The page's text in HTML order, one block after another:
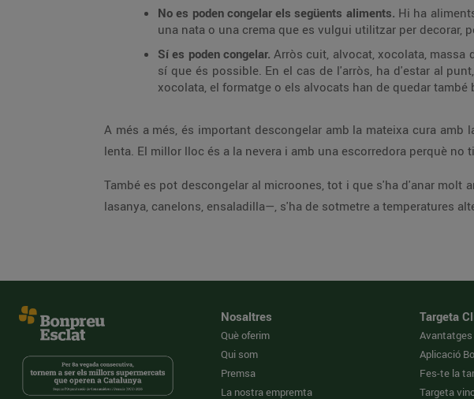
No es poden congelar els següents aliments. Hi ha
una nata o una crema que es vulgui utilitzar per decorar,
Sí es poden congelar. Arròs cuit, alvocat, xocolata,
sí que és possible. En el cas de l'arròs, ha d'estar al
xocolata, el formatge o els alvocats han de quedar també
A més a més, és important descongelar amb la mateixa cura
lenta. El millor lloc és a la nevera i amb una escorredora perquè
També es pot descongelar al microones, tot i que s'ha d'anar
lasanya, canelons, ensaladilla—, s'ha de sotmetre a temperatures
Nosaltres
Què oferim
Qui som
Premsa
La nostra empremta
Targeta
Avantatges
Aplicació
Fes-te la
Targeta